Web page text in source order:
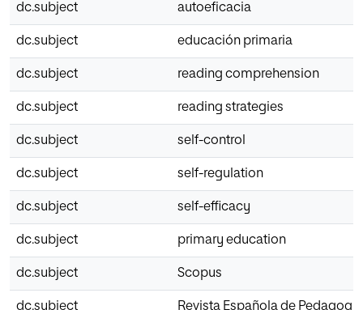
dc.subject autoeficacia
dc.subject educación primaria
dc.subject reading comprehension
dc.subject reading strategies
dc.subject self-control
dc.subject self-regulation
dc.subject self-efficacy
dc.subject primary education
dc.subject Scopus
dc.subject Revista Española de Pedagogía